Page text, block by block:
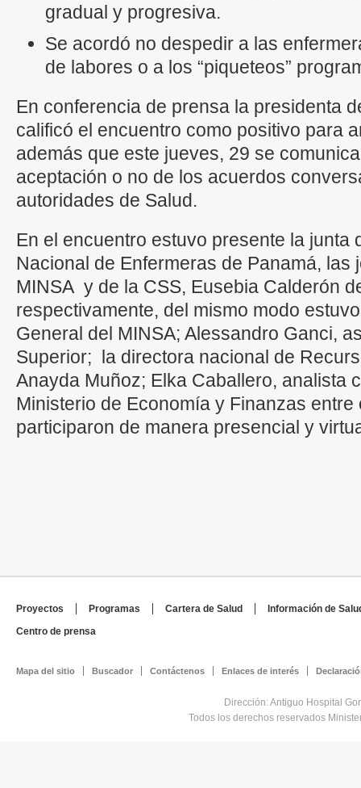
gradual y progresiva.
Se acordó no despedir a las
de labores o a los “piqueteos”
En conferencia de prensa la presidenta
calificó el encuentro como positivo para
además que este jueves, 29 se
aceptación o no de los acuerdos
autoridades de Salud.
En el encuentro estuvo presente la junta
Nacional de Enfermeras de Panamá, las
MINSA y de la CSS, Eusebia Calderón
respectivamente, del mismo modo
General del MINSA; Alessandro Ganci,
Superior; la directora nacional de
Anayda Muñoz; Elka Caballero, analista
Ministerio de Economía y Finanzas
participaron de manera presencial y
Proyectos Programas Cartera de Salud
Información de
Centro de prensa
Mapa del sitio Buscador Contáctenos Enlaces de interés
Dirección: Antiguo Hospital
Todos los derechos reservados